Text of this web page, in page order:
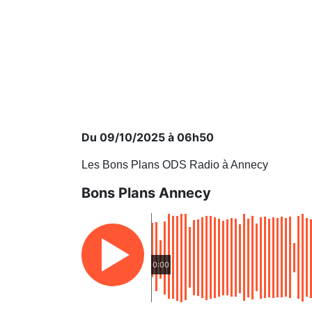
Du 09/10/2025 à 06h50
Les Bons Plans ODS Radio à Annecy
Bons Plans Annecy
0:00